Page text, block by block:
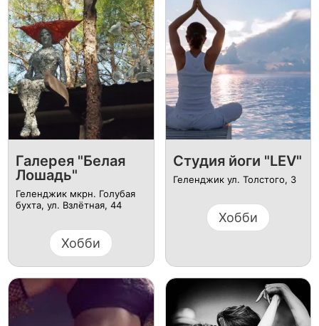
Галерея "Белая
Лошадь"
Геленджик мкрн. Голубая
бухта, ул. Взлётная, 44
Хобби
Студия йоги "LEV"
Геленджик ул. Толстого, 3
Хобби